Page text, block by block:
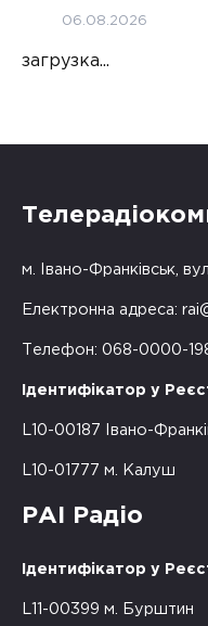
06.08.2026
загрузка...
м. Івано-Франківськ,
Електронна адреса:
Телефон: 068-0000-
Ідентифікатор у
L10-00187 Івано-
L10-01777 м. Калуш
РАІ Радіо
Ідентифікатор у
L11-00399 м. Бурштин